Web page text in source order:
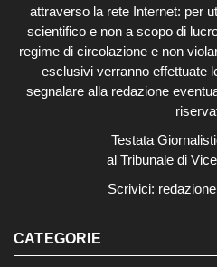
attraverso la rete Internet: per
scientifico e non a scopo di
regime di circolazione e non
esclusivi verranno effettuate
segnalare alla redazione
Testata
al Tribunale di
Scrivici:
CATEGORIE